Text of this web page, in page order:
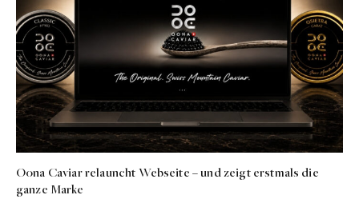
Oona Caviar relauncht Webseite – und zeigt erstmals die
ganze Marke